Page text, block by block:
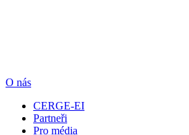
O nás
CERGE-EI
Partneři
Pro média